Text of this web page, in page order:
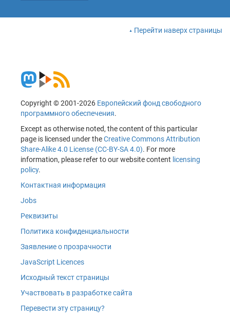
Перейти наверх страницы
Copyright © 2001-2026 Европейский фонд свободного
программного обеспечения.
Except as otherwise noted, the content of this particular
page is licensed under theCreative Commons Attribution
Share-Alike 4.0 License (CC-BY-SA 4.0). For more
information, please refer to our website content licensing
policy.
Контактная информация
Jobs
Реквизиты
Политика конфиденциальности
Заявление о прозрачности
JavaScript Licences
Исходный текст страницы
Участвовать в разработке сайта
Перевести эту страницу?